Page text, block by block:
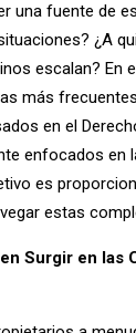
una fuente de
¿A
escalan? En
más
en el
enfocados en
es
estas
Surgir en las